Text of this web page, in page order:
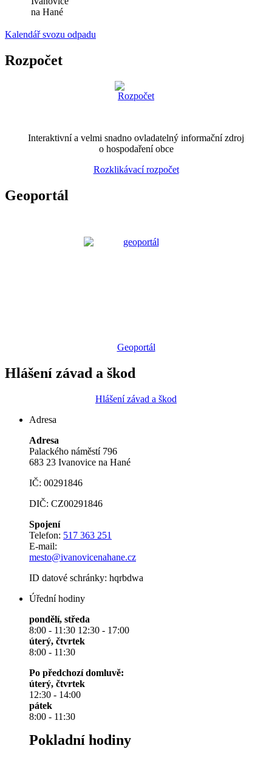
na Hané
Kalendář svozu odpadu
Rozpočet
Interaktivní a velmi snadno ovladatelný informační zdroj
o hospodaření obce
Rozklikávací rozpočet
Geoportál
Geoportál
Hlášení závad a škod
Hlášení závad a škod
Adresa
Adresa
Palackého náměstí 796
683 23 Ivanovice na Hané
IČ: 00291846
DIČ: CZ00291846
Spojení
Telefon: 517 363 251
E-mail:
mesto@ivanovicenahane.cz
ID datové schránky: hqrbdwa
Úřední hodiny
pondělí, středa
8:00 - 11:30 12:30 - 17:00
úterý, čtvrtek
8:00 - 11:30
Po předchozí domluvě:
úterý, čtvrtek
12:30 - 14:00
pátek
8:00 - 11:30
Pokladní hodiny